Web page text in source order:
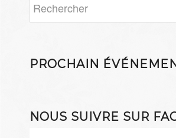
PROCHAIN
NOUS SUIVRE SUR